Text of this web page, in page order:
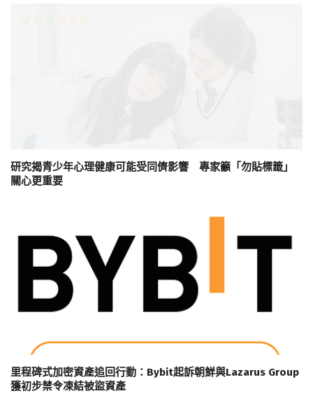
研究揭青少年心理健康可能受同儕影響 專家籲「勿貼標籤」
關心更重要
里程碑式加密資產追回行動：Bybit起訴朝鮮與Lazarus Group
獲初步禁令凍結被盜資產